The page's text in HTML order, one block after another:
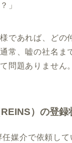
」
であれば、どの
通常、嘘の社名ま
問題ありません。
）の登録
媒介で依頼し